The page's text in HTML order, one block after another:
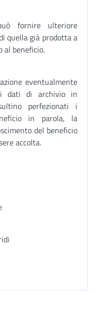
fornire ulteriore
quella già prodotta a
al beneficio.
eventualmente
dati di archivio in
perfezionati i
in parola, la
del beneficio
accolta.